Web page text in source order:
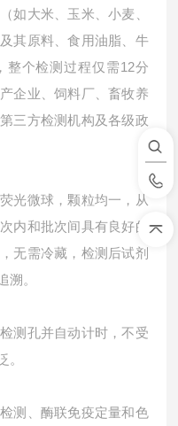
如大米、玉米、小麦、
其原料、食用油脂、牛
整个检测过程仅需12分
企业、饲料厂、畜牧养
三方检测机构及各级政
光微球，颗粒均一，从
内和批次间具有良好的
无需冷藏，检测后试剂
溯。
测孔并自动计时，不受
。
测、酶联免疫定量和色